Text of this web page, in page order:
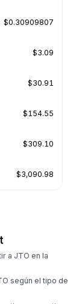
$0.30909807
$3.09
$30.91
$154.55
$309.10
$3,090.98
a JTO en la
según el tipo de